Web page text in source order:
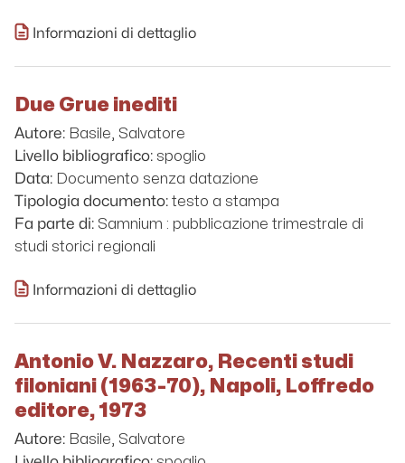
Informazioni di dettaglio
Due Grue inediti
Autore: Basile, Salvatore
Livello bibliografico: spoglio
Data: Documento senza datazione
Tipologia documento: testo a stampa
Fa parte di: Samnium : pubblicazione trimestrale di
studi storici regionali
Informazioni di dettaglio
Antonio V. Nazzaro, Recenti studi
filoniani (1963-70), Napoli, Loffredo
editore, 1973
Autore: Basile, Salvatore